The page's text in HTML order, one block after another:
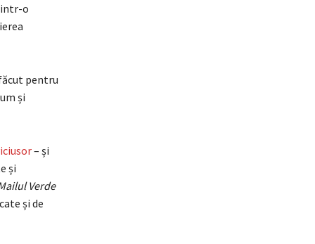
o
pentru
și
– și
și
Verde
și de